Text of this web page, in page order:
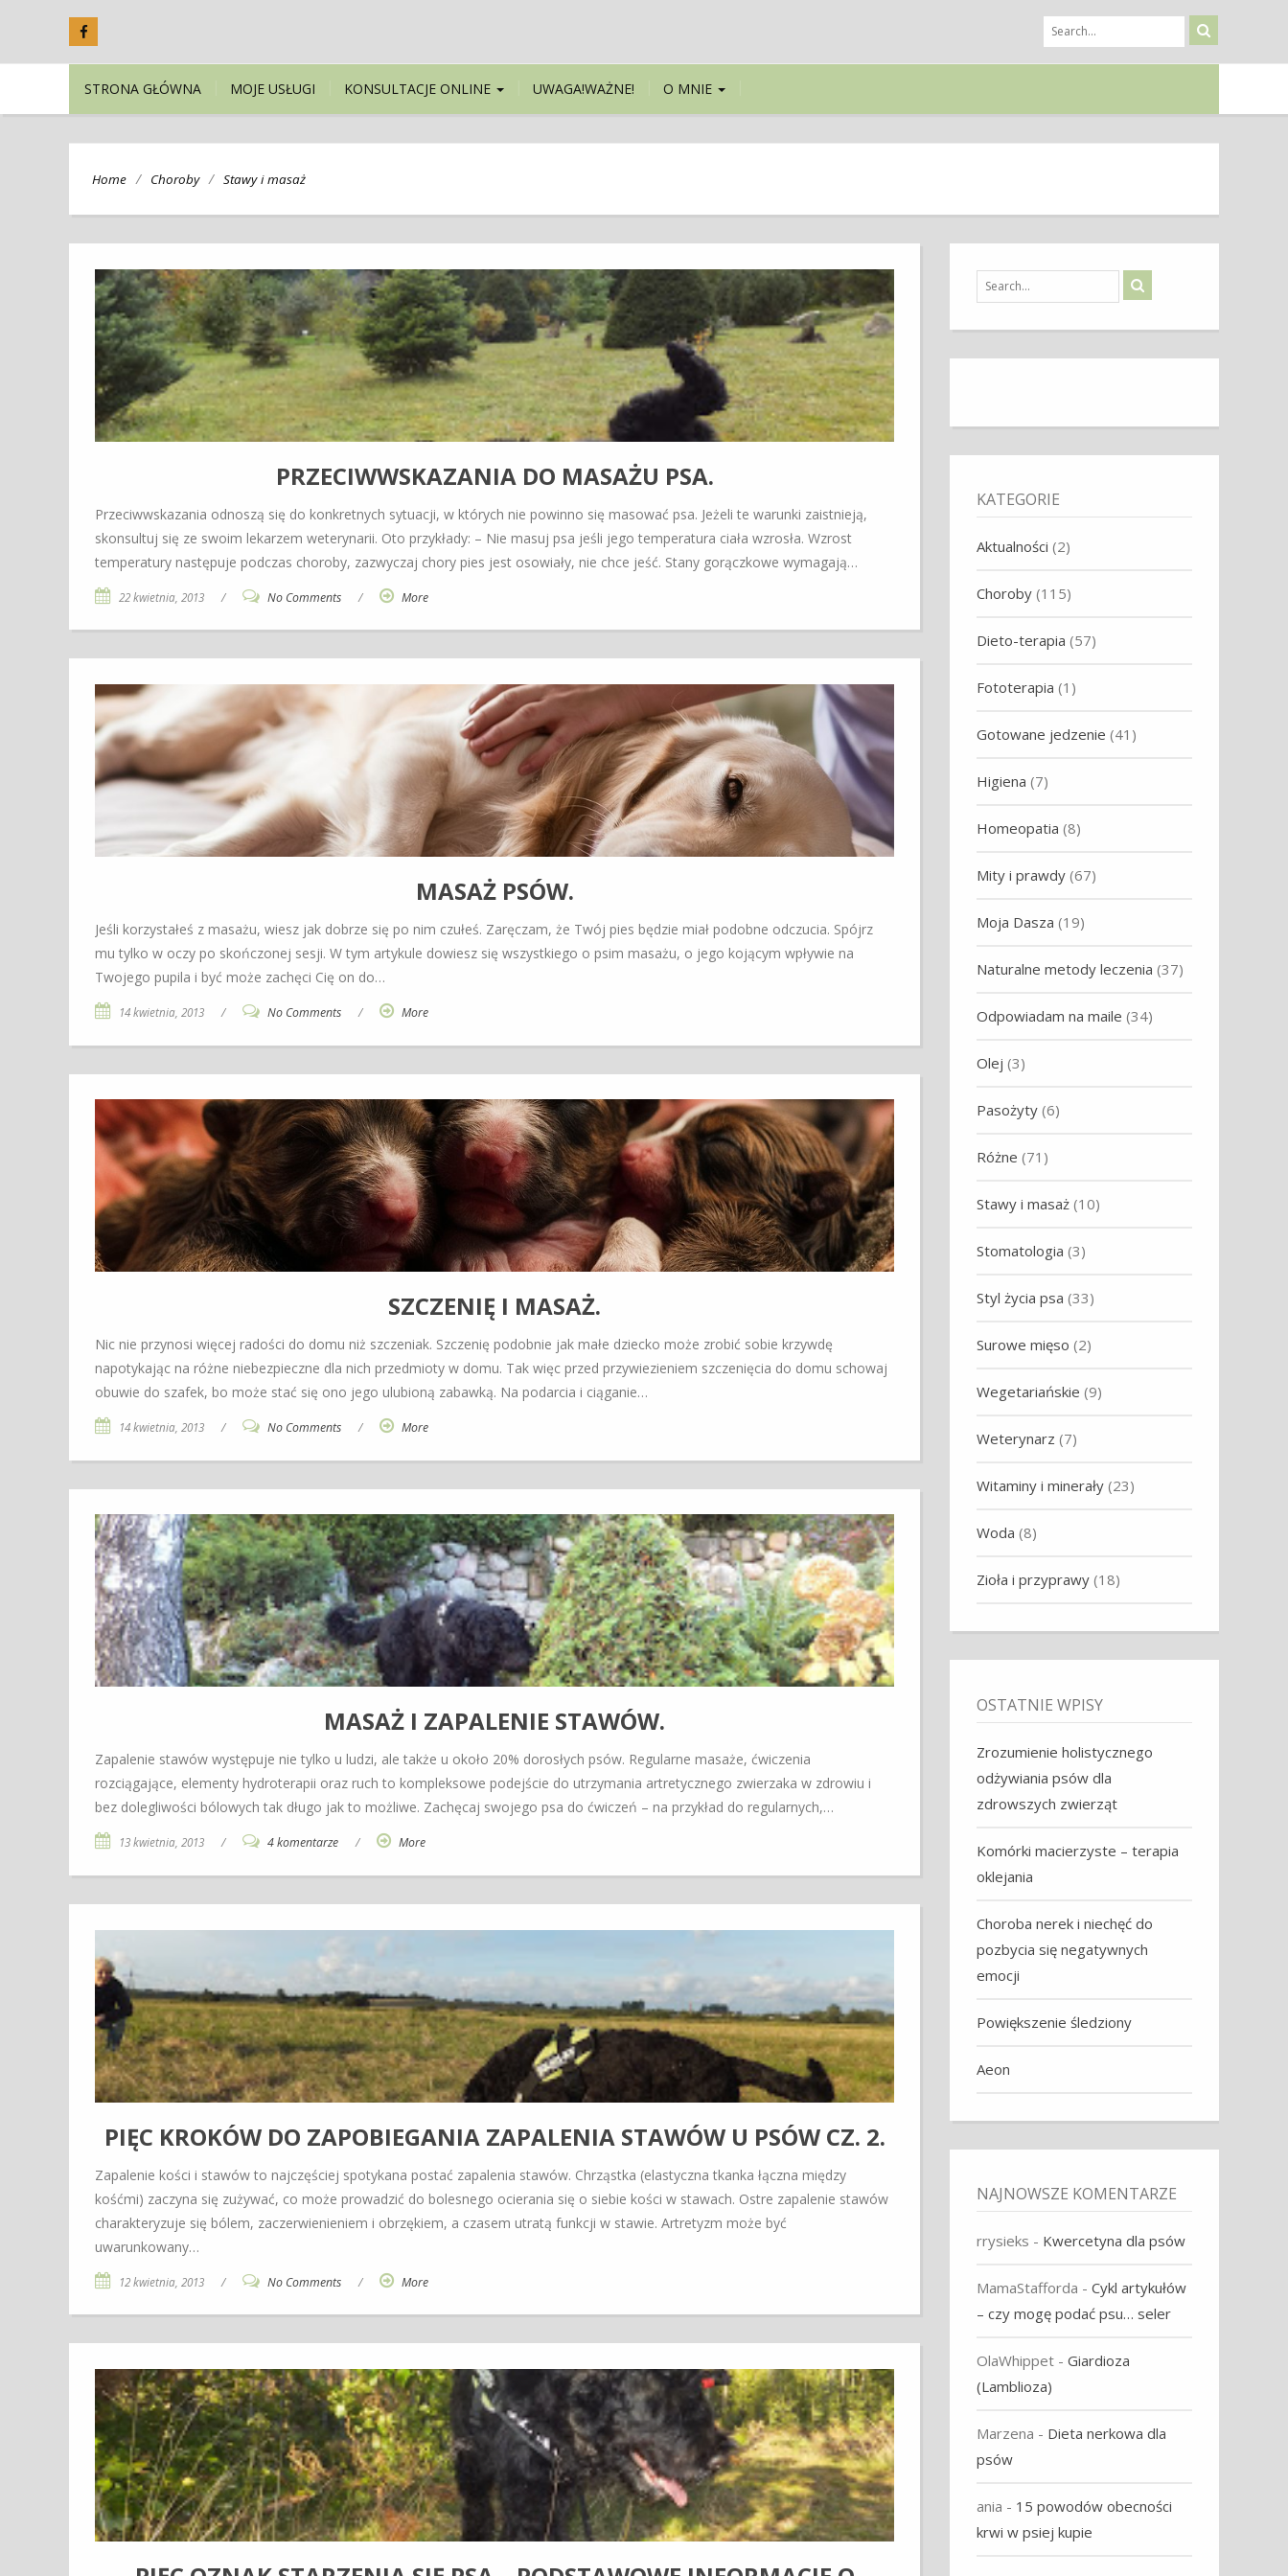
STRONA GŁÓWNA MOJE USŁUGI KONSULTACJE ONLINE UWAGA!WAŻNE! O MNIE
Home / Choroby / Stawy i masaż
PRZECIWWSKAZANIA DO MASAŻU PSA.
Przeciwwskazania odnoszą się do konkretnych sytuacji, w których nie powinno się masować psa. Jeżeli te warunki zaistnieją,
skonsultuj się ze swoim lekarzem weterynarii. Oto przykłady: – Nie masuj psa jeśli jego temperatura ciała wzrosła. Wzrost
temperatury następuje podczas choroby, zazwyczaj chory pies jest osowiały, nie chce jeść. Stany gorączkowe wymagają…
22 kwietnia, 2013 / No Comments / More
MASAŻ PSÓW.
Jeśli korzystałeś z masażu, wiesz jak dobrze się po nim czułeś. Zaręczam, że Twój pies będzie miał podobne odczucia. Spójrz
mu tylko w oczy po skończonej sesji. W tym artykule dowiesz się wszystkiego o psim masażu, o jego kojącym wpływie na
Twojego pupila i być może zachęci Cię on do…
14 kwietnia, 2013 / No Comments / More
SZCZENIĘ I MASAŻ.
Nic nie przynosi więcej radości do domu niż szczeniak. Szczenię podobnie jak małe dziecko może zrobić sobie krzywdę
napotykając na różne niebezpieczne dla nich przedmioty w domu. Tak więc przed przywiezieniem szczenięcia do domu schowaj
obuwie do szafek, bo może stać się ono jego ulubioną zabawką. Na podarcia i ciąganie…
14 kwietnia, 2013 / No Comments / More
MASAŻ I ZAPALENIE STAWÓW.
Zapalenie stawów występuje nie tylko u ludzi, ale także u około 20% dorosłych psów. Regularne masaże, ćwiczenia
rozciągające, elementy hydroterapii oraz ruch to kompleksowe podejście do utrzymania artretycznego zwierzaka w zdrowiu i
bez dolegliwości bólowych tak długo jak to możliwe. Zachęcaj swojego psa do ćwiczeń – na przykład do regularnych,…
13 kwietnia, 2013 / 4 komentarze / More
PIĘC KROKÓW DO ZAPOBIEGANIA ZAPALENIA STAWÓW U PSÓW CZ. 2.
Zapalenie kości i stawów to najczęściej spotykana postać zapalenia stawów. Chrząstka (elastyczna tkanka łączna między
kośćmi) zaczyna się zużywać, co może prowadzić do bolesnego ocierania się o siebie kości w stawach. Ostre zapalenie stawów
charakteryzuje się bólem, zaczerwienieniem i obrzękiem, a czasem utratą funkcji w stawie. Artretyzm może być
uwarunkowany…
12 kwietnia, 2013 / No Comments / More
KATEGORIE
Aktualności (2)
Choroby (115)
Dieto-terapia (57)
Fototerapia (1)
Gotowane jedzenie (41)
Higiena (7)
Homeopatia (8)
Mity i prawdy (67)
Moja Dasza (19)
Naturalne metody leczenia (37)
Odpowiadam na maile (34)
Olej (3)
Pasożyty (6)
Różne (71)
Stawy i masaż (10)
Stomatologia (3)
Styl życia psa (33)
Surowe mięso (2)
Wegetariańskie (9)
Weterynarz (7)
Witaminy i minerały (23)
Woda (8)
Zioła i przyprawy (18)
OSTATNIE WPISY
Zrozumienie holistycznego
odżywiania psów dla
zdrowszych zwierząt
Komórki macierzyste – terapia
oklejania
Choroba nerek i niechęć do
pozbycia się negatywnych
emocji
Powiększenie śledziony
Aeon
NAJNOWSZE KOMENTARZE
rrysieks - Kwercetyna dla psów
MamaStafforda -Cykl artykułów
– czy mogę podać psu… seler
OlaWhippet -Giardioza
(Lamblioza)
Marzena - Dieta nerkowa dla
psów
ania - 15 powodów obecności
krwi w psiej kupie